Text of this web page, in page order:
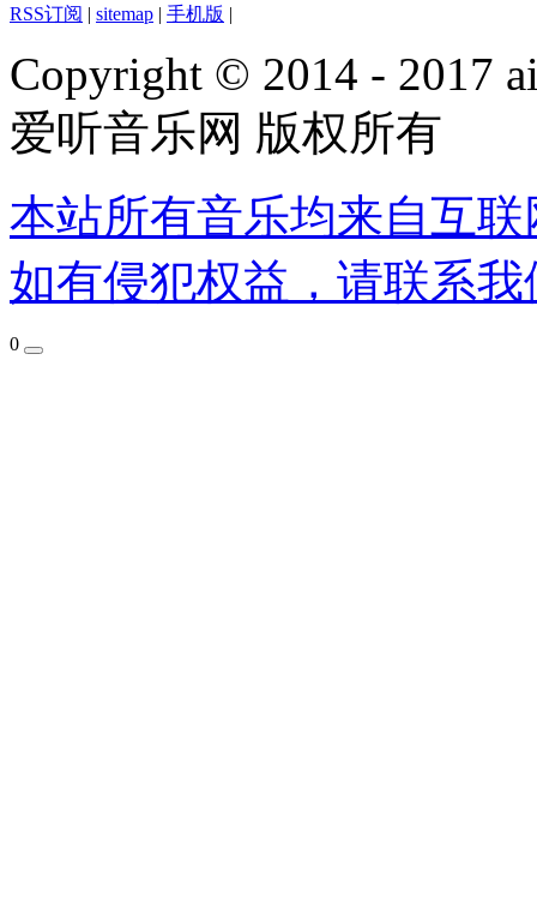
RSS订阅 | sitemap | 手机版 |
Copyright © 2014 - 2017
爱听音乐网 版权所有
本站所有音乐均来自互
如有侵犯权益，请联系
0